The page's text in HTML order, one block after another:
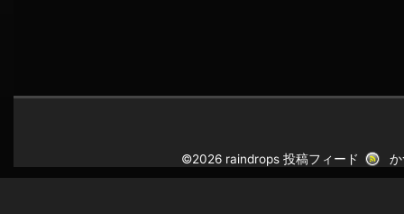
©2026 raindrops投稿フィード